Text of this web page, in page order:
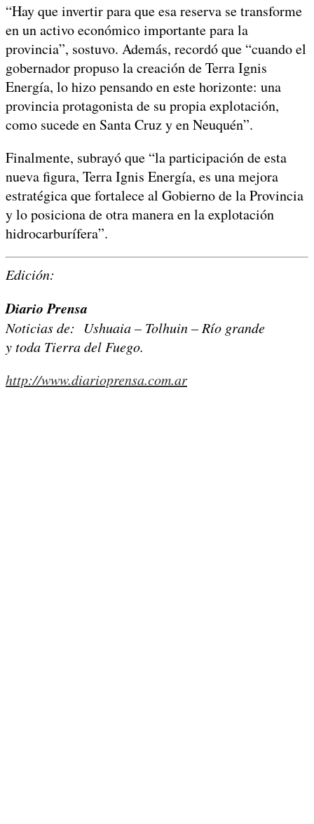
“Hay que invertir para que esa reserva se transforme
en un activo económico importante para la
provincia”, sostuvo. Además, recordó que “cuando el
gobernador propuso la creación de Terra Ignis
Energía, lo hizo pensando en este horizonte: una
provincia protagonista de su propia explotación,
como sucede en Santa Cruz y en Neuquén”.
Finalmente, subrayó que “la participación de esta
nueva figura, Terra Ignis Energía, es una mejora
estratégica que fortalece al Gobierno de la Provincia
y lo posiciona de otra manera en la explotación
hidrocarburífera”.
Edición:
Diario Prensa
Noticias de: Ushuaia – Tolhuin – Río grande
y toda Tierra del Fuego.
http://www.diarioprensa.com.ar